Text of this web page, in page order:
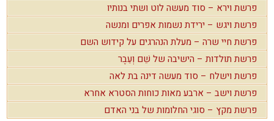
פרשת וירא – סוד מעשה לוט ושתי בנותיו
פרשת ויגש – ירידת נשמות אפרים ומנשה
פרשת חיי שרה – מעלת הנהרגים על קידוש השם
פרשת תולדות – הישיבה של שֵׁם וְעֵבֶר
פרשת וישלח – סוד מעשה דינה בת לאה
פרשת וישב – ארבע מאות כוחות הסטרא אחרא
פרשת מקץ – סוגי החלומות של בני האדם